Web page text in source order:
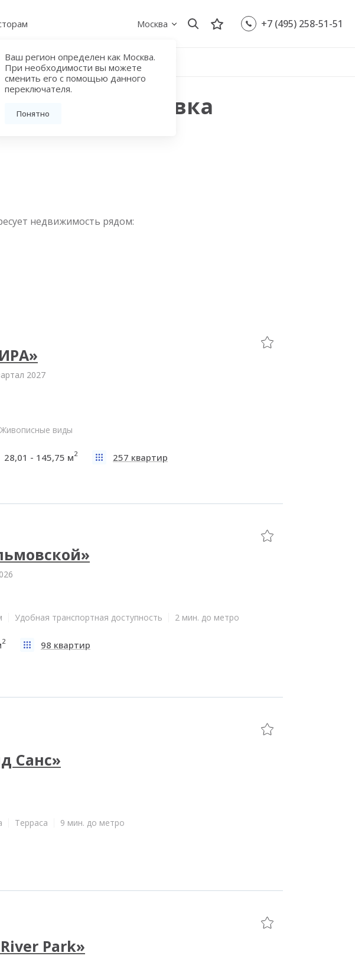
Москва
Ваш регион определен как Москва.
При необходимости вы можете
сменить его с помощью данного
переключателя.
Понятно
+7 (495) 258-51-51
Андроновка
недвижимость рядом:
2027
Живописные виды
28,01 - 145,75 м2 257 квартир
Удобная транспортная доступность 2 мин. до метро
2 98 квартир
Санс»
Терраса 9 мин. до метро
Park»